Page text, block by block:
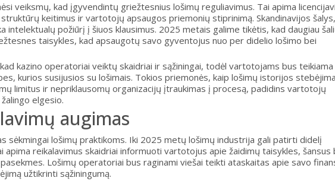
veiksmų, kad įgyvendintų griežtesnius lošimų reguliavimus. Tai apima
keitimus ir vartotojų apsaugos priemonių stiprinimą. Skandinavijos šalys,
intelektualų požiūrį į šiuos klausimus. 2025 metais galime tikėtis, kad daugiau
taisykles, kad apsaugotų savo gyventojus nuo per didelio lošimo bei
kazino operatoriai veiktų skaidriai ir sąžiningai, todėl vartotojams bus teikiama
kurios susijusios su lošimais. Tokios priemonės, kaip lošimų istorijos
limitus ir nepriklausomų organizacijų įtraukimas į procesą, padidins vartotojų
elgesio.
augimas
sėkmingai lošimų praktikoms. Iki 2025 metų lošimų industrija gali patirti didelį
apima reikalavimus skaidriai informuoti vartotojus apie žaidimų taisykles, šansus
Lošimų operatoriai bus raginami viešai teikti ataskaitas apie savo
užtikrinti sąžiningumą.